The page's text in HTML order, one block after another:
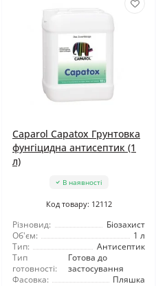
Caparol Capatox Грунтовка
фунгіцидна антисептик (1
л)
В наявності
Код товару: 12112
Різновид:
Біозахист
Об'єм:
1 л
Тип:
Антисептик
Тип
готовності:
Готова до
застосування
Фасовка:
Пляшка